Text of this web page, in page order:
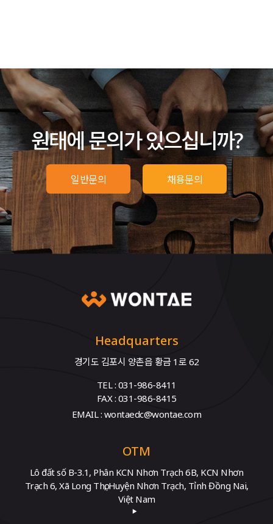
원태에 문의가 있으십니까?
일반문의 채용문의
Headquarters
경기도 김포시 양촌읍 황금 1로 62
TEL : 031-986-8411
FAX : 031-986-8415
EMAIL : wontaedc@wontae.com
OTM
Lô đất số B-3.1, Phân KCN Nhơn Trạch 6B, KCN Nhơn
Trạch 6, Xã Long Thọ, Huyện Nhơn Trạch, Tỉnh Đồng Nai,
Việt Nam